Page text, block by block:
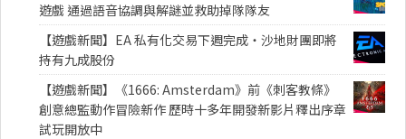
遊戲 通過語音協調與解謎並救助掉隊隊友
【遊戲新聞】EA 私有化交易下週完成・沙地財團即將
持有九成股份
【遊戲新聞】《1666: Amsterdam》前《刺客教條》
創意總監動作冒險新作 歷時十多年開發新影片釋出序章
試玩開放中